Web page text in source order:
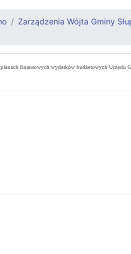
Zarządzenia Wójta Gminy
finansowych wydatków budżetowych Urzędu